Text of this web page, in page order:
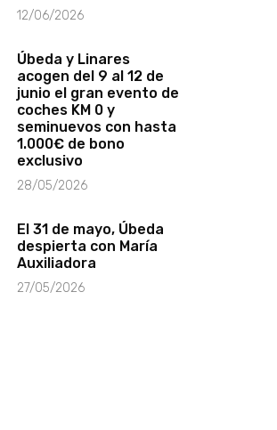
12/06/2026
Úbeda y Linares
acogen del 9 al 12 de
junio el gran evento de
coches KM 0 y
seminuevos con hasta
1.000€ de bono
exclusivo
28/05/2026
El 31 de mayo, Úbeda
despierta con María
Auxiliadora
27/05/2026